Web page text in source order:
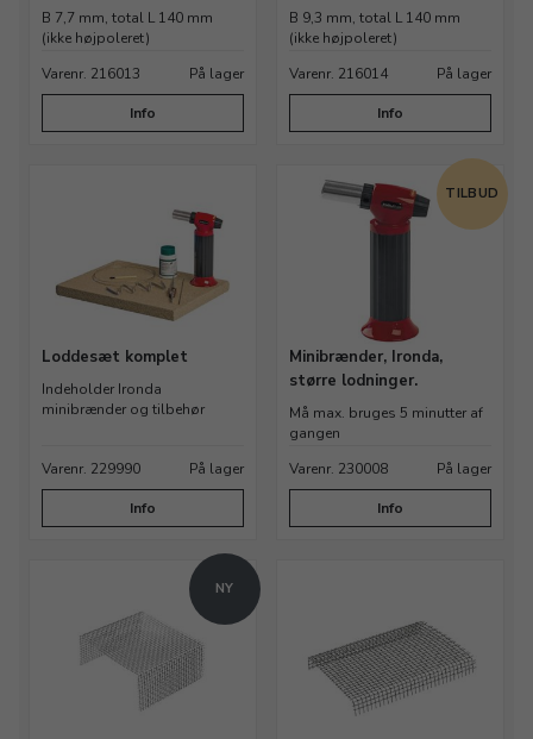
B 7,7 mm, total L 140 mm
(ikke højpoleret)
Varenr. 216013
På lager
Info
B 9,3 mm, total L 140 mm
(ikke højpoleret)
Varenr. 216014
På lager
Info
Loddesæt komplet
Indeholder Ironda
minibrænder og tilbehør
Varenr. 229990 På lager
Info
TILBUD
Minibrænder, Ironda,
større lodninger.
Må max. bruges 5 minutter af
gangen
Varenr. 230008
På lager
Info
NY